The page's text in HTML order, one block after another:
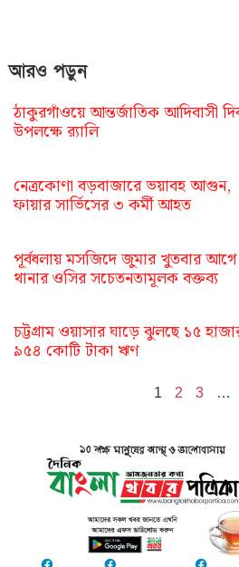
আরও পড়ুন
ঠাকুরগাঁওয়ে আন্তর্জাতিক আদিবাসী
উপলক্ষে র‌্যালি
নেত্রকোণা বড়বাজারে ভয়াবহ আগুন,
ফায়ার সার্ভিসের ৩ কর্মী আহত
পূর্বধলায় মসজিদে জুমার খুতবার আগে
থানার ওসির সচেতনতামূলক বক্তব্য
চট্টগ্রাম ওয়াসার ঘাড়ে ঝুলছে ১৫
৯৫৪ কোটি টাকা ঋণ
1 2 3 …